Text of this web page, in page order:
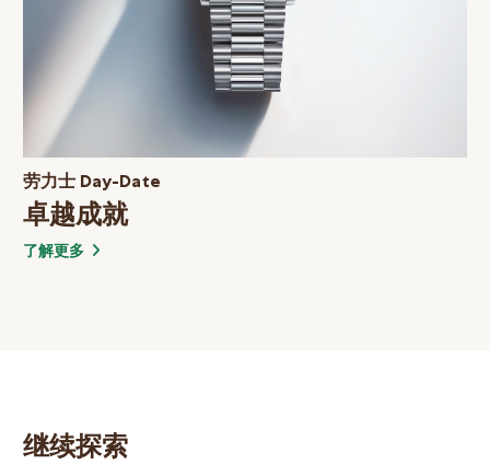
劳力士 Day-Date
卓越成就
了解更多
继续探索